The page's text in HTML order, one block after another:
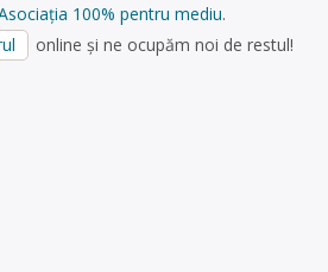
100% pentru mediu.
online și ne ocupăm noi de restul!